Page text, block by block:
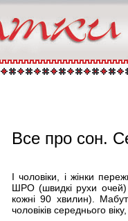
Все про сон.
І чоловіки, і жінки
ШРО (швидкі рухи очей)
кожні 90 хвилин).
чоловіків середнього